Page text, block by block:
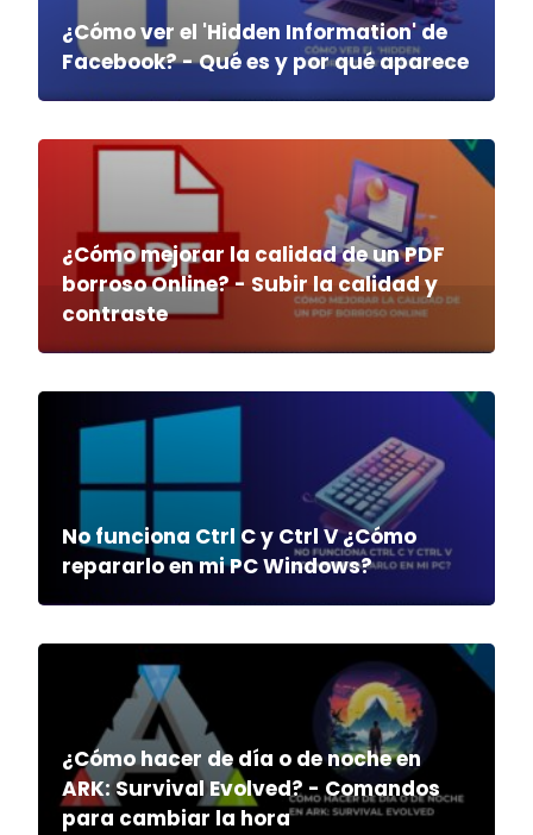
¿Cómo ver el 'Hidden Information' de
Facebook? - Qué es y por qué aparece
¿Cómo mejorar la calidad de un PDF
borroso Online? - Subir la calidad y
contraste
No funciona Ctrl C y Ctrl V ¿Cómo
repararlo en mi PC Windows?
¿Cómo hacer de día o de noche en
ARK: Survival Evolved? - Comandos
para cambiar la hora